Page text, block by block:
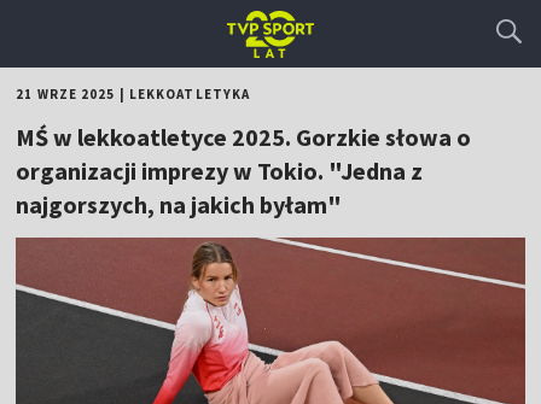
21 WRZE 2025 LEKKOATLETYKA
MŚ w lekkoatletyce 2025. Gorzkie słowa o
organizacji imprezy w Tokio. "Jedna z
najgorszych, na jakich byłam"